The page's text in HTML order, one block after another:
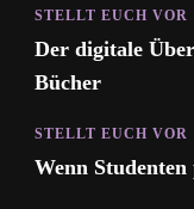
STELLT EUCH VOR
Der digitale
Bücher
STELLT EUCH VOR
Wenn